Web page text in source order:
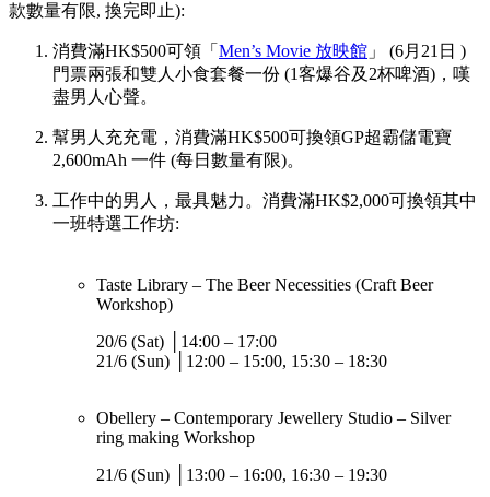
款數量有限, 換完即止):
消費滿HK$500可領「 Men’s Movie 放映館 」 (6月21日 )
門票兩張和雙人小食套餐一份 (1客爆谷及2杯啤酒)，嘆
盡男人心聲。
幫男人充充電，消費滿HK$500可換領GP超霸儲電寶
2,600mAh 一件 (每日數量有限)。
工作中的男人，最具魅力。消費滿HK$2,000可換領其中
一班特選工作坊:
Taste Library – The Beer Necessities (Craft Beer
Workshop)
20/6 (Sat) │14:00 – 17:00
21/6 (Sun) │12:00 – 15:00, 15:30 – 18:30
Obellery – Contemporary Jewellery Studio – Silver
ring making Workshop
21/6 (Sun) │13:00 – 16:00, 16:30 – 19:30